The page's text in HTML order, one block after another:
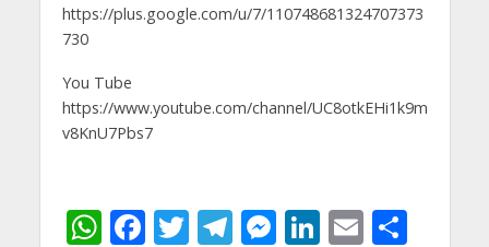
https://plus.google.com/u/7/110748681324707373
730
You Tube
https://www.youtube.com/channel/UC8otkEHi1k9m
v8KnU7Pbs7
W F T T M Li E S